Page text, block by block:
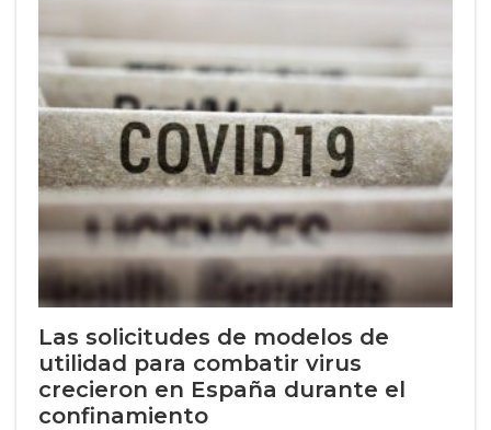
Las solicitudes de modelos de
utilidad para combatir virus
crecieron en España durante el
confinamiento